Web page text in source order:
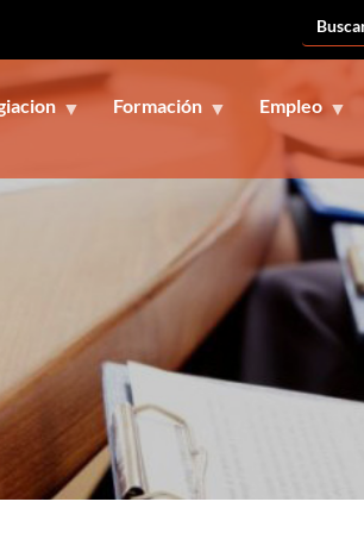
Formación Empleo